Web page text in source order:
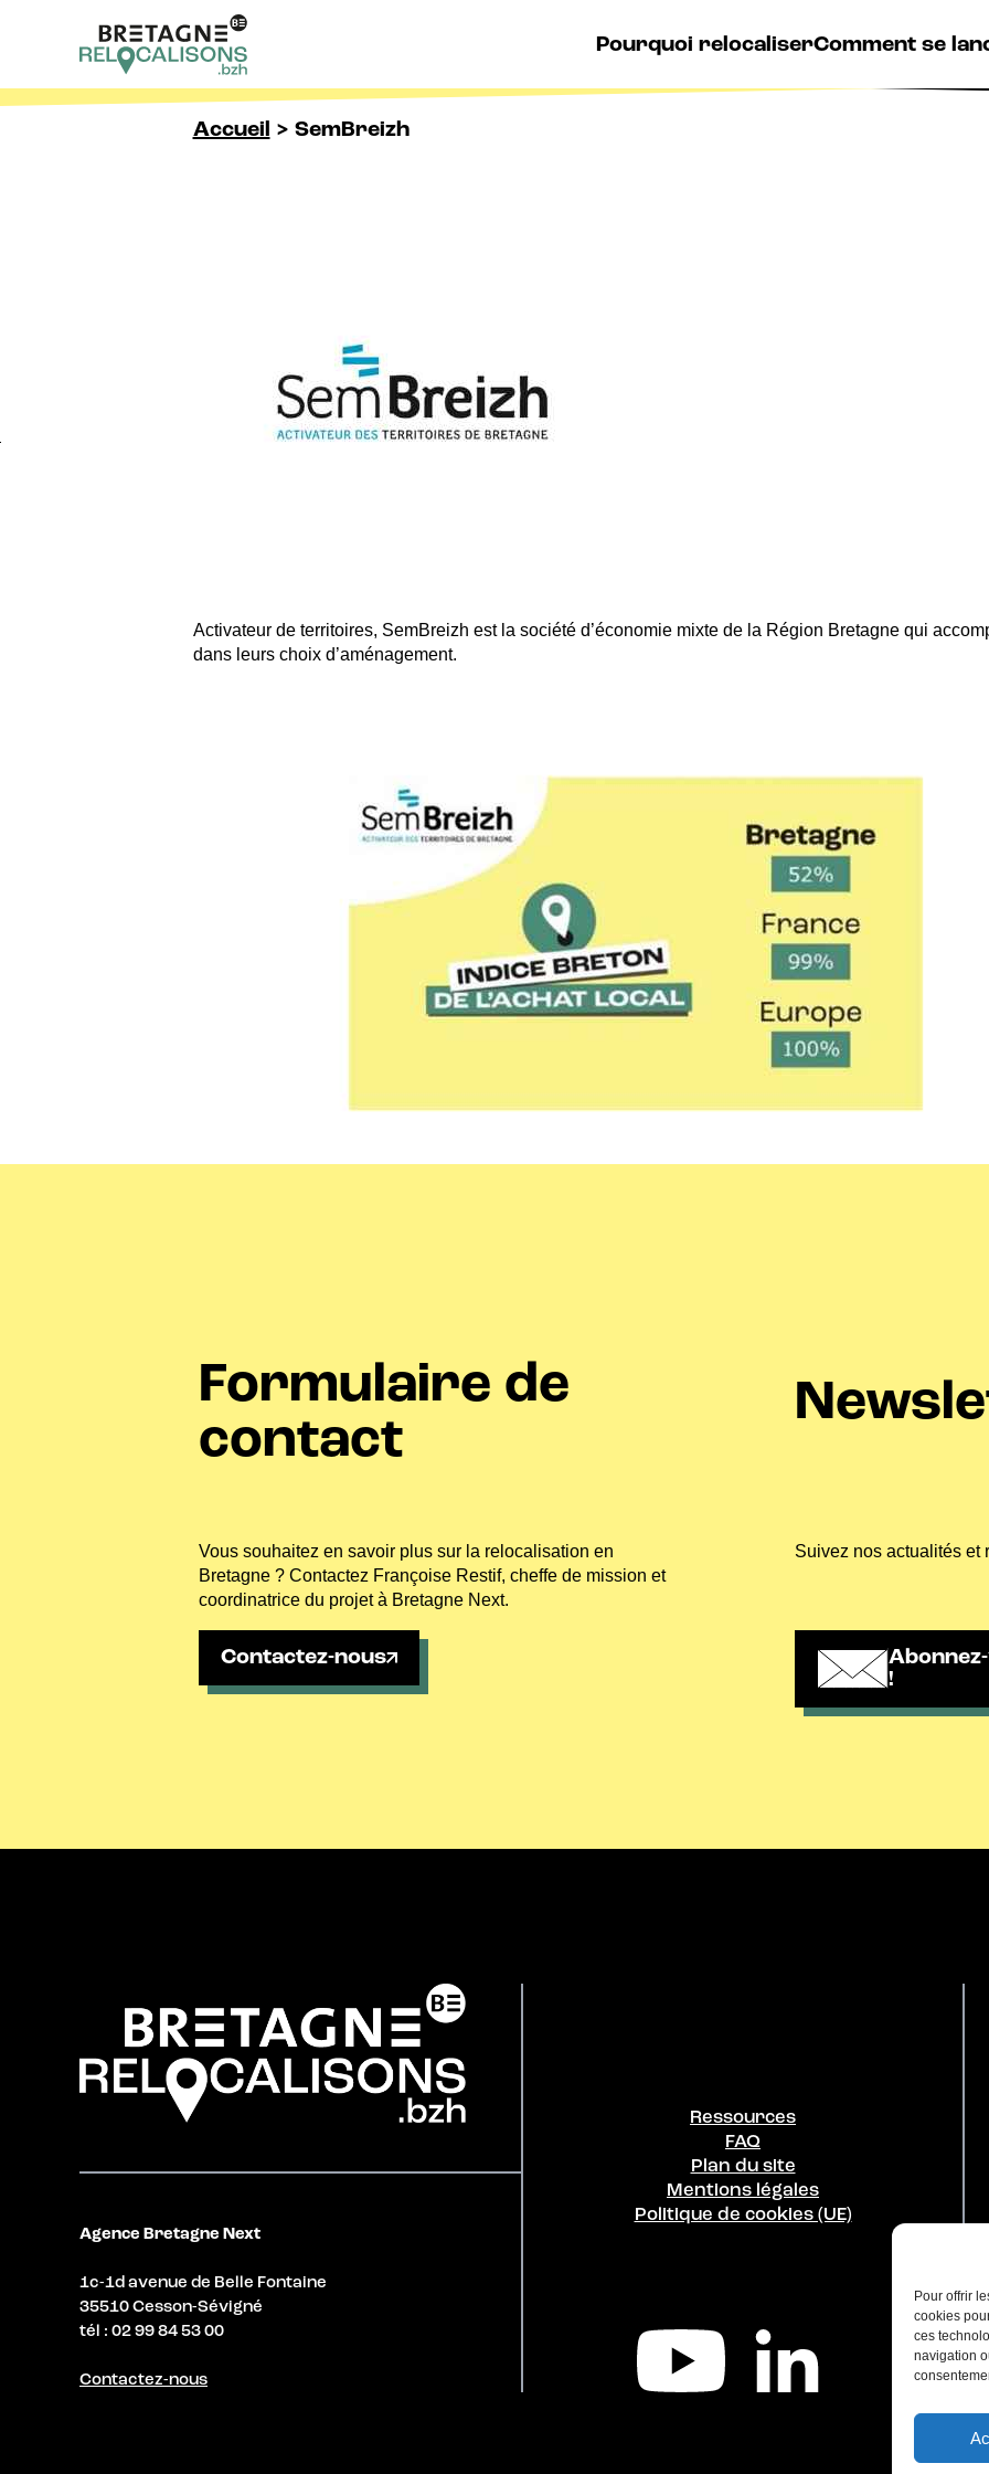
Pour offrir
cookies
ces
navigation
Pourquoi relocaliserComment se
Accueil > SemBreizh
Activateur de territoires, SemBreizh est la société d’économie mixte de la Région Bretagne qui
dans leurs choix d’aménagement.
Formulaire de
contact
Vous souhaitez en savoir plus sur la relocalisation en
Bretagne ? Contactez Françoise Restif, cheffe de mission et
coordinatrice du projet à Bretagne Next.
Suivez nos actualités et
Contactez-nous
!
Agence Bretagne Next
1c-1d avenue de Belle Fontaine
35510 Cesson-Sévigné
tél : 02 99 84 53 00
Contactez-nous
Ressources
FAQ
Plan du site
Mentions légales
Politique de cookies (UE)